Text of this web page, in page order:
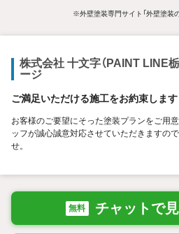
※外壁塗装専門サイト「外壁塗装
株式会社 十文字（PAINT LINE
ージ
ご満足いただける施工をお約束します
お客様のご要望にそった塗装プランをご用
ッフが誠心誠意対応させていただきますの
せ。
無料 チャットで